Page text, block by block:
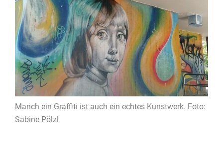
Manch ein Graffiti ist auch ein echtes Kunstwerk. Foto:
Sabine Pölzl